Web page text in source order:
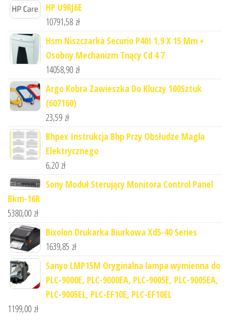
HP U9RJ6E
10791,58 zł
Hsm Niszczarka Securio P40I 1,9 X 15 Mm +
Osobny Mechanizm Tnący Cd 4 7
14058,90 zł
Argo Kobra Zawieszka Do Kluczy 100Sztuk
(607160)
23,59 zł
Bhpex Instrukcja Bhp Przy Obsłudze Magla
Elektrycznego
6,20 zł
Sony Moduł Sterujący Monitora Control Panel
Bkm-16R
5380,00 zł
Bixolon Drukarka Biurkowa Xd5-40 Series
1639,85 zł
Sanyo LMP15M Oryginalna lampa wymienna do
PLC-9000E, PLC-9000EA, PLC-9005E, PLC-9005EA,
PLC-9005EL, PLC-EF10E, PLC-EF10EL
1199,00 zł